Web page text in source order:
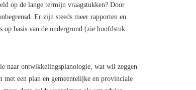
op de lange termijn vraagstukken? Door
Er zijn steeds meer rapporten en
basis van de ondergrond (zie hoofdstuk
naar ontwikkelingsplanologie, wat wil zeggen
een plan en gemeentelijke en provinciale